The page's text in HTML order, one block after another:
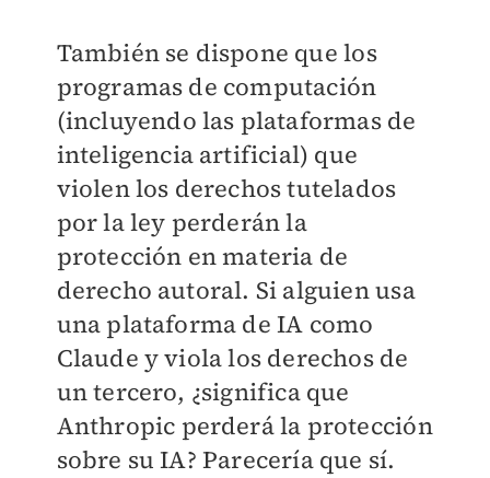
También se dispone que los
programas de computación
(incluyendo las plataformas de
inteligencia artificial) que
violen los derechos tutelados
por la ley perderán la
protección en materia de
derecho autoral. Si alguien usa
una plataforma de IA como
Claude y viola los derechos de
un tercero, ¿significa que
Anthropic perderá la protección
sobre su IA? Parecería que sí.